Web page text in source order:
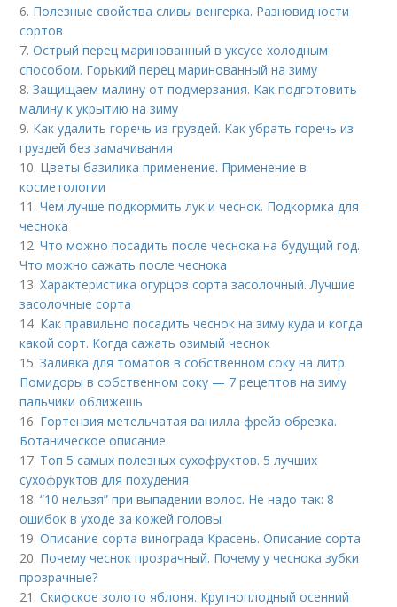
6. Полезные свойства сливы венгерка. Разновидности
сортов
7.Острый перец маринованный в уксусе холодным
способом. Горький перец маринованный на зиму
8.Защищаем малину от подмерзания. Как подготовить
малину к укрытию на зиму
9. Как удалить горечь из груздей. Как убрать горечь из
груздей без замачивания
10. Цветы базилика применение. Применение в
косметологии
11.Чем лучше подкормить лук и чеснок. Подкормка для
чеснока
12.Что можно посадить после чеснока на будущий год.
Что можно сажать после чеснока
13.Характеристика огурцов сорта засолочный. Лучшие
засолочные сорта
14. Как правильно посадить чеснок на зиму куда и когда
какой сорт. Когда сажать озимый чеснок
15.Заливка для томатов в собственном соку на литр.
Помидоры в собственном соку — 7 рецептов на зиму
пальчики оближешь
16. Гортензия метельчатая ванилла фрейз обрезка.
Ботаническое описание
17. Топ 5 самых полезных сухофруктов. 5 лучших
сухофруктов для похудения
18.“10 нельзя” при выпадении волос. Не надо так: 8
ошибок в уходе за кожей головы
19.Описание сорта винограда Красень. Описание сорта
20. Почему чеснок прозрачный. Почему у чеснока зубки
прозрачные?
21.Скифское золото яблоня. Крупноплодный осенний